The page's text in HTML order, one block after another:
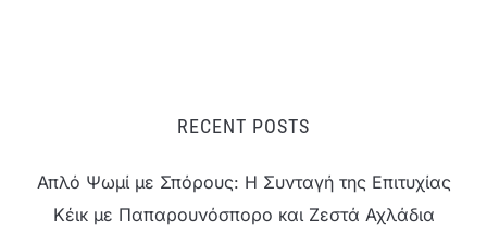
RECENT POSTS
Απλό Ψωμί με Σπόρους: Η Συνταγή της Επιτυχίας
Κέικ με Παπαρουνόσπορο και Ζεστά Αχλάδια